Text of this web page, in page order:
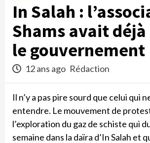
In Salah :
Shams avait
le gouvernement
12 ans ago Rédaction
Il n’y a pas pire sourd que celui qui
entendre. Le mouvement de
l’exploration du gaz de schiste qui
semaine dans la daïra d’In Salah et